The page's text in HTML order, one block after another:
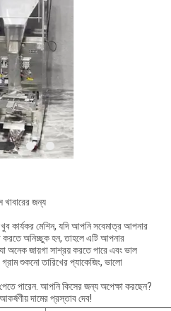
খাবারের জন্য
কার্যকর মেশিন, যদি আপনি সবেমাত্র আপনার
করতে অনিচ্ছুক হন, তাহলে এটি আপনার
অনেক জায়গা সাশ্রয় করতে পারে এবং ভাল
শুকনো তারিখের প্যাকেজিং, ভালো
পারেন. আপনি কিসের জন্য অপেক্ষা করছেন?
দামের প্রস্তাব দেব!